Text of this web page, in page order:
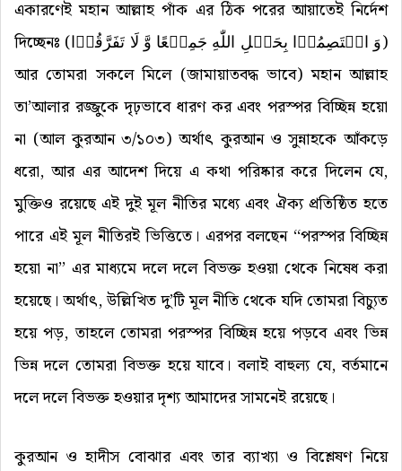
একারণেই মহান আল্লাহ পাঁক এর ঠিক পরের আয়াতেই নির্দেশ
দিচ্ছেনঃ (وَ اعۡتَصِمُوۡا بِحَبۡلِ اللّٰهِ جَمِیۡعًا وَّ لَا تَفَرَّقُوۡا)
আর তোমরা সকলে মিলে (জামায়াতবদ্ধ ভাবে) মহান আল্লাহ
তা’আলার রজ্জুকে দৃঢ়ভাবে ধারণ কর এবং পরস্পর বিচ্ছিন্ন হয়ো
না (আল কুরআন ৩/১০৩) অর্থাৎ কুরআন ও সুন্নাহকে আঁকড়ে
ধরো, আর এর আদেশ দিয়ে এ কথা পরিষ্কার করে দিলেন যে,
মুক্তিও রয়েছে এই দুই মূল নীতির মধ্যে এবং ঐক্য প্রতিষ্ঠিত হতে
পারে এই মূল নীতিরই ভিত্তিতে। এরপর বলছেন ‘‘পরস্পর বিচ্ছিন্ন
হয়ো না’’ এর মাধ্যমে দলে দলে বিভক্ত হওয়া থেকে নিষেধ করা
হয়েছে। অর্থাৎ, উল্লিখিত দু’টি মূল নীতি থেকে যদি তোমরা বিচ্যুত
হয়ে পড়, তাহলে তোমরা পরস্পর বিচ্ছিন্ন হয়ে পড়বে এবং ভিন্ন
ভিন্ন দলে তোমরা বিভক্ত হয়ে যাবে। বলাই বাহুল্য যে, বর্তমানে
দলে দলে বিভক্ত হওয়ার দৃশ্য আমাদের সামনেই রয়েছে।
কুরআন ও হাদীস বোঝার এবং তার ব্যাখ্যা ও বিশ্লেষণ নিয়ে